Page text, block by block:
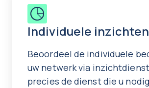
Individuele inzichten
Beoordeel de individuele
uw netwerk via
precies de dienst die u